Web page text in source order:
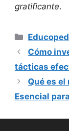
gratificante.
Cómo
tácticas
Qué es
Esencial